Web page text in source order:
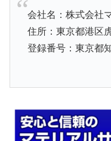
会社名：株式会社
住所：東京都港区
登録番号：東京都